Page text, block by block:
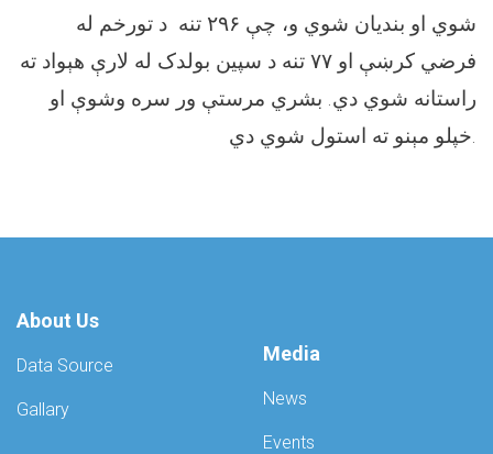
شوي او بندیان شوي و، چې ۲۹۶ تنه د تورخم له
فرضي کرښې او ۷۷ تنه د سپین بولدک له لارې هېواد ته
راستانه شوي دي. بشري مرستې ور سره وشوې او
About Us
Data Source
Gallary
Media
News
Events